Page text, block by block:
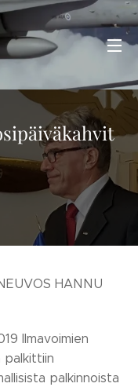
HANNU
Ilmavoimien
palkittiin
palkinnoista